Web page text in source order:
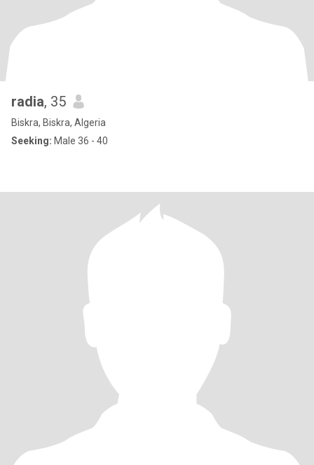
radia, 35
Biskra, Biskra, Algeria
Seeking: Male 36 - 40